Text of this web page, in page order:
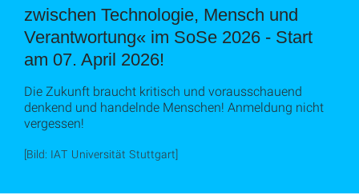
zwischen Technologie, Mensch und
Verantwortung« im SoSe 2026 - Start
am 07. April 2026!
Die Zukunft braucht kritisch und vorausschauend
denkend und handelnde Menschen! Anmeldung nicht
vergessen!
[Bild: IAT Universität Stuttgart]